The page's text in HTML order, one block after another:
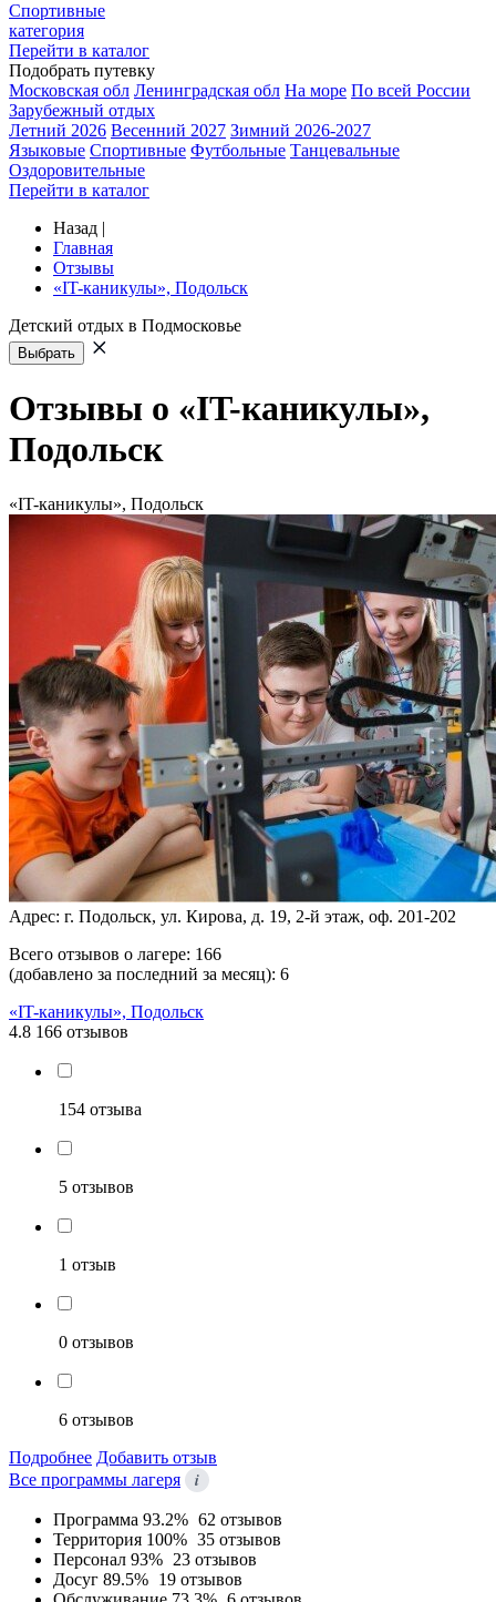
Спортивные
категория
Перейти в каталог
Подобрать путевку
Московская обл Ленинградская обл На море По всей России
Зарубежный отдых
Летний 2026 Весенний 2027 Зимний 2026-2027
Языковые Спортивные Футбольные Танцевальные
Оздоровительные
Перейти в каталог
Назад |
Главная
Отзывы
«IT-каникулы», Подольск
Детский отдых в Подмосковье
Выбрать
Отзывы о «IT-каникулы»,
Подольск
«IT-каникулы», Подольск
Адрес: г. Подольск, ул. Кирова, д. 19, 2-й этаж, оф. 201-202
Всего отзывов о лагере: 166
(добавлено за последний за месяц): 6
«IT-каникулы», Подольск
4.8 166 отзывов
154 отзыва
5 отзывов
1 отзыв
0 отзывов
6 отзывов
Подробнее Добавить отзыв
Все программы лагеря
i
Программа 93.2% 62 отзывов
Территория 100% 35 отзывов
Персонал 93% 23 отзывов
Досуг 89.5% 19 отзывов